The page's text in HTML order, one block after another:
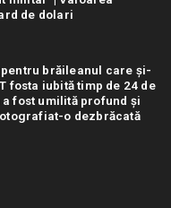
de dolari
pentru brăileanul care și-
fosta iubită timp de 24 de
a fost umilită profund și
o dezbrăcată